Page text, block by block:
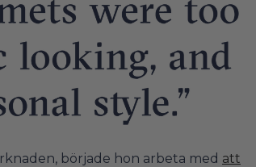
började hon arbeta med att